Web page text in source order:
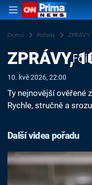
Domů Pořady ZPRÁVY
ZPRÁVY,
10. kvě 2026, 22:00
Ty nejnovější ověřené
Rychle, stručně a
Další videa pořadu